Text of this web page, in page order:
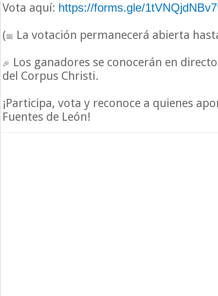
Vota aquí: https://forms.gle/
(
La votación permanecerá abierta
Los ganadores se conocerán en
del Corpus Christi.
¡Participa, vota y reconoce a quienes
Fuentes de León!